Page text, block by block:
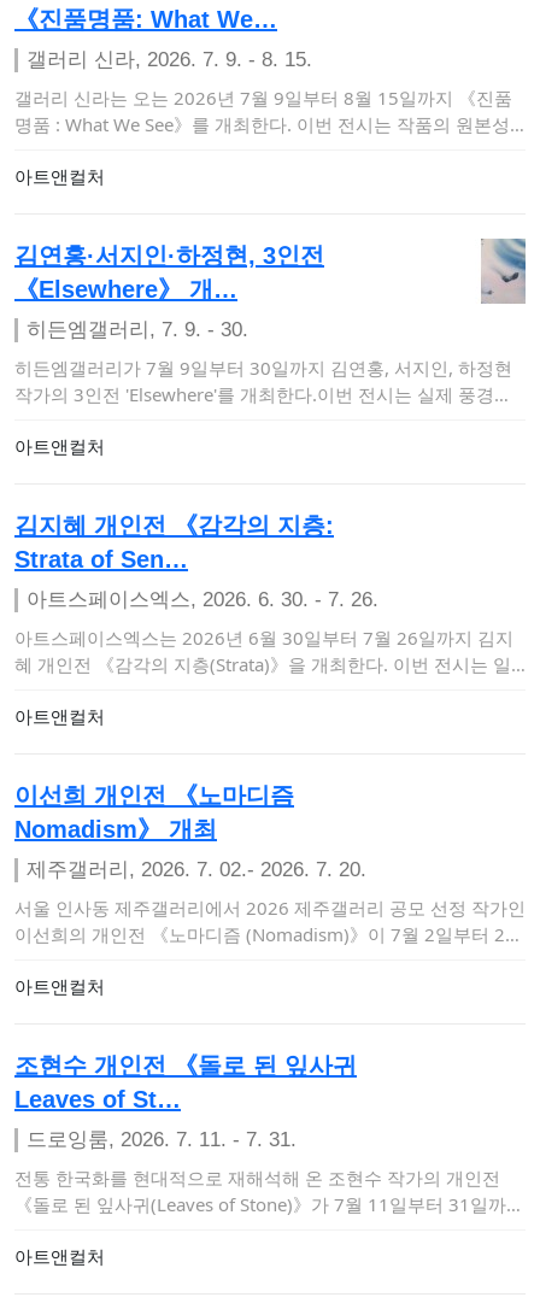
《진품명품: What We…
갤러리 신라, 2026. 7. 9. - 8. 15.
갤러리 신라는 오는 2026년 7월 9일부터 8월 15일까지 《진품
명품 : What We See》를 개최한다. 이번 전시는 작품의 원본성
아트앤컬처
김연홍·서지인·하정현, 3인전
《Elsewhere》 개…
히든엠갤러리, 7. 9. - 30.
히든엠갤러리가 7월 9일부터 30일까지 김연홍, 서지인, 하정현
작가의 3인전 'Elsewhere'를 개최한다.이번 전시는 실제 풍경의
아트앤컬처
김지혜 개인전 《감각의 지층:
Strata of Sen…
아트스페이스엑스, 2026. 6. 30. - 7. 26.
아트스페이스엑스는 2026년 6월 30일부터 7월 26일까지 김지
혜 개인전 《감각의 지층(Strata)》을 개최한다. 이번 전시는 일
아트앤컬처
이선희 개인전 《노마디즘
Nomadism》 개최
제주갤러리, 2026. 7. 02.- 2026. 7. 20.
서울 인사동 제주갤러리에서 2026 제주갤러리 공모 선정 작가인
이선희의 개인전 《노마디즘 (Nomadism)》이 7월 2일부터 20
아트앤컬처
조현수 개인전 《돌로 된 잎사귀
Leaves of St…
드로잉룸, 2026. 7. 11. - 7. 31.
전통 한국화를 현대적으로 재해석해 온 조현수 작가의 개인전
《돌로 된 잎사귀(Leaves of Stone)》가 7월 11일부터 31일까지
아트앤컬처